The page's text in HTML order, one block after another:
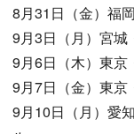
8月31日（金）福
9月3日（月）宮城
9月6日（木）東京
9月7日（金）東京
9月10日（月）愛